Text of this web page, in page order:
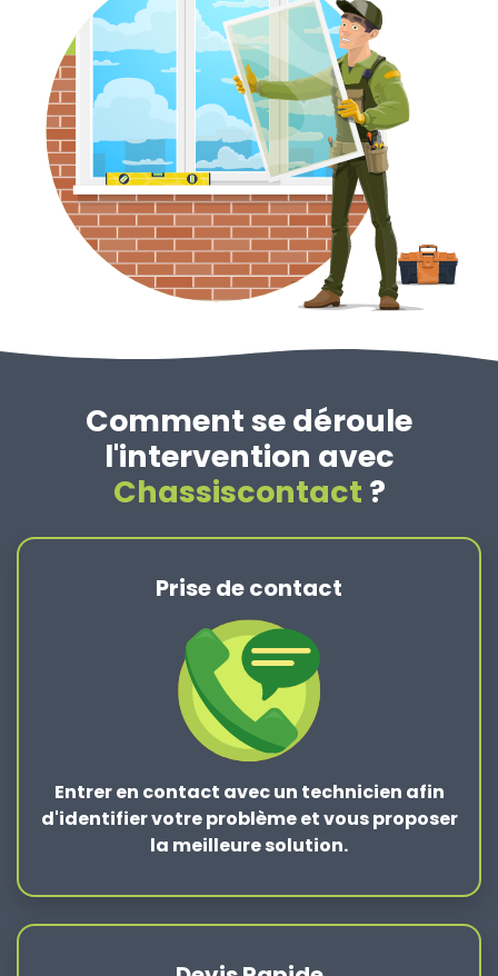
Comment se déroule
l'intervention avec
Chassiscontact ?
Prise de contact
Entrer en contact avec un technicien afin
d'identifier votre problème et vous proposer
la meilleure solution.